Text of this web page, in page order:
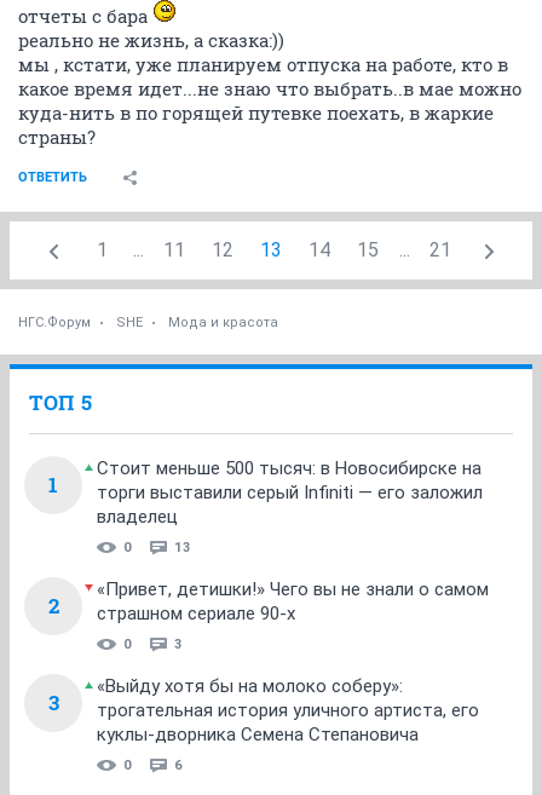
отчеты с бара
реально не жизнь, а сказка:))
мы , кстати, уже планируем отпуска на работе, кто в
какое время идет...не знаю что выбрать..в мае можно
куда-нить в по горящей путевке поехать, в жаркие
страны?
ОТВЕТИТЬ
1 ... 11 12 13 14 15 ... 21
НГС.Форум SHE Мода и красота
ТОП 5
1
Стоит меньше 500 тысяч: в Новосибирске на
торги выставили серый Infiniti — его заложил
владелец
0 13
2
«Привет, детишки!» Чего вы не знали о самом
страшном сериале 90-х
0 3
3
«Выйду хотя бы на молоко соберу»:
трогательная история уличного артиста, его
куклы-дворника Семена Степановича
0 6